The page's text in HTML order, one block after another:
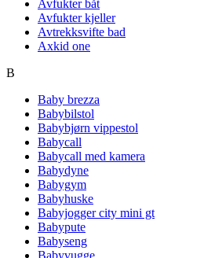
Avfukter båt
Avfukter kjeller
Avtrekksvifte bad
Axkid one
B
Baby brezza
Babybilstol
Babybjørn vippestol
Babycall
Babycall med kamera
Babydyne
Babygym
Babyhuske
Babyjogger city mini gt
Babypute
Babyseng
Babyvugge